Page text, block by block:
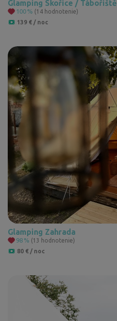
Glamping Skořice / Tábořiště
100 % (14 hodnotenie)
139 € / noc
Glamping Zahrada
98 % (13 hodnotenie)
80 € / noc